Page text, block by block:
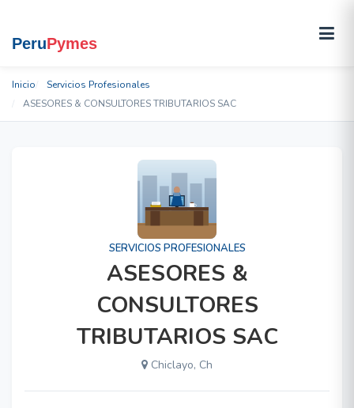
Inicio
Servicios Profesionales
ASESORES & CONSULTORES TRIBUTARIOS SAC
SERVICIOS PROFESIONALES
ASESORES &
CONSULTORES
TRIBUTARIOS SAC
Chiclayo, Ch